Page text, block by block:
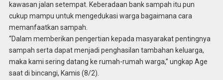
kawasan jalan setempat. Keberadaan bank sampah itu pun
cukup mampu untuk mengedukasi warga bagaimana cara
memanfaatkan sampah.
“Dalam memberikan pengertian kepada masyarakat pentingnya
sampah serta dapat menjadi penghasilan tambahan keluarga,
maka kami sering datang ke rumah-rumah warga,” ungkap Age
saat di bincangi, Kamis (8/2).